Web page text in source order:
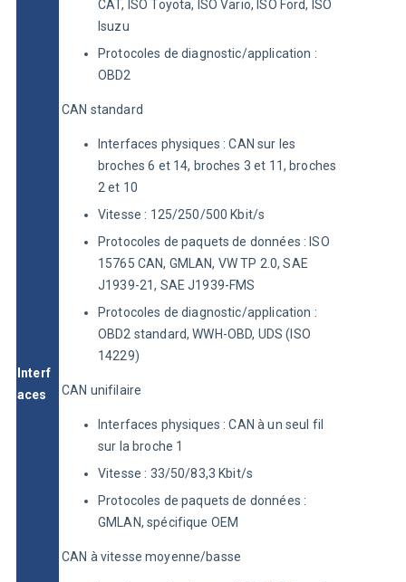
Interf
aces
CAT, ISO Toyota, ISO Vario, ISO Ford, ISO
Isuzu
Protocoles de diagnostic/application :
OBD2
CAN standard
Interfaces physiques : CAN sur les
broches 6 et 14, broches 3 et 11, broches
2 et 10
Vitesse : 125/250/500 Kbit/s
Protocoles de paquets de données : ISO
15765 CAN, GMLAN, VW TP 2.0, SAE
J1939-21, SAE J1939-FMS
Protocoles de diagnostic/application :
OBD2 standard, WWH-OBD, UDS (ISO
14229)
CAN unifilaire
Interfaces physiques : CAN à un seul fil
sur la broche 1
Vitesse : 33/50/83,3 Kbit/s
Protocoles de paquets de données :
GMLAN, spécifique OEM
CAN à vitesse moyenne/basse